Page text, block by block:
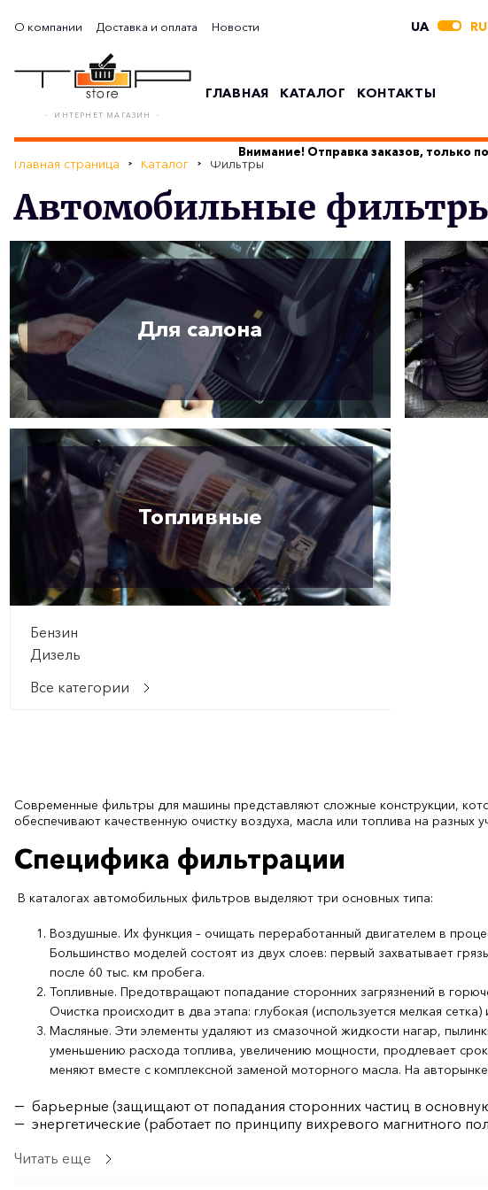
О компании Доставка и оплата Новости UA RU
- ИНТЕРНЕТ МАГАЗИН -
ГЛАВНАЯ КАТАЛОГ КОНТАКТЫ
Внимание! Отправка заказов, только
Главная страница Каталог Фильтры
Автомобильные
Для салона
Топливные
Бензин
Дизель
Все категории
Современные фильтры для машины представляют сложные конструкции,
обеспечивают качественную очистку воздуха, масла или топлива на
Специфика фильтрации
В каталогах автомобильных фильтров выделяют три основных типа:
Воздушные. Их функция – очищать переработанный двигателем в
Большинство моделей состоят из двух слоев: первый захватывает
после 60 тыс. км пробега.
Топливные. Предотвращают попадание сторонних загрязнений в
Очистка происходит в два этапа: глубокая (используется мелкая
Масляные. Эти элементы удаляют из смазочной жидкости нагар,
уменьшению расхода топлива, увеличению мощности, продлевает
меняют вместе с комплексной заменой моторного масла. На
барьерные (защищают от попадания сторонних частиц в
энергетические (работает по принципу вихревого магнитного
Отдельной категорией считаются фильтры для салонов авто. Их главное
Читать еще